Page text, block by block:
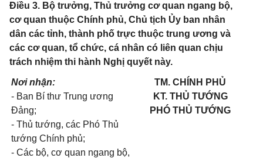
Điều 3. Bộ trưởng, Thủ trưởng cơ quan ngang bộ,
cơ quan thuộc Chính phủ, Chủ tịch Ủy ban nhân
dân các tỉnh, thành phố trực thuộc trung ương và
các cơ quan, tổ chức, cá nhân có liên quan chịu
trách nhiệm thi hành Nghị quyết này.
Nơi nhận:
- Ban Bí thư Trung ương
Đảng;
- Thủ tướng, các Phó Thủ
tướng Chính phủ;
- Các bộ, cơ quan ngang bộ,
TM. CHÍNH PHỦ
KT. THỦ TƯỚNG
PHÓ THỦ TƯỚNG